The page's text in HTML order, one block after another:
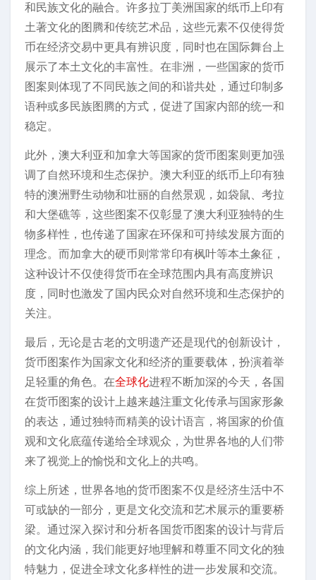
和民族文化的融合。许多拉丁美洲国家的纸币上印有
土著文化的图腾和传统艺术品，这些元素不仅使得货
币在经济交易中更具有辨识度，同时也在国际舞台上
展示了本土文化的丰富性。在非洲，一些国家的货币
图案则体现了不同民族之间的和谐共处，通过印制多
语种或多民族图腾的方式，促进了国家内部的统一和
稳定。
此外，澳大利亚和加拿大等国家的货币图案则更加强
调了自然环境和生态保护。澳大利亚的纸币上印有独
特的澳洲野生动物和壮丽的自然景观，如袋鼠、考拉
和大堡礁等，这些图案不仅彰显了澳大利亚独特的生
物多样性，也传递了国家在环保和可持续发展方面的
理念。而加拿大的硬币则常常印有枫叶等本土象征，
这种设计不仅使得货币在全球范围内具有高度辨识
度，同时也激发了国内民众对自然环境和生态保护的
关注。
最后，无论是古老的文明遗产还是现代的创新设计，
货币图案作为国家文化和经济的重要载体，扮演着举
足轻重的角色。在全球化进程不断加深的今天，各国
在货币图案的设计上越来越注重文化传承与国家形象
的表达，通过独特而精美的设计语言，将国家的价值
观和文化底蕴传递给全球观众，为世界各地的人们带
来了视觉上的愉悦和文化上的共鸣。
综上所述，世界各地的货币图案不仅是经济生活中不
可或缺的一部分，更是文化交流和艺术展示的重要桥
梁。通过深入探讨和分析各国货币图案的设计与背后
的文化内涵，我们能更好地理解和尊重不同文化的独
特魅力，促进全球文化多样性的进一步发展和交流。